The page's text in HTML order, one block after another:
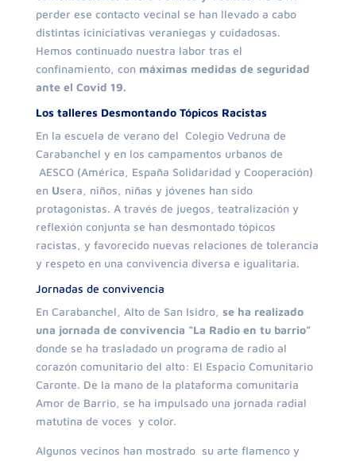
perder ese contacto vecinal se han llevado a cabo
distintas iciniciativas veraniegas y cuidadosas.
Hemos continuado nuestra labor tras el
confinamiento, con máximas medidas de seguridad
ante el Covid 19.
Los talleres Desmontando Tópicos Racistas
En la escuela de verano del Colegio Vedruna de
Carabanchel y en los campamentos urbanos de
AESCO (América, España Solidaridad y Cooperación)
en Usera, niños, niñas y jóvenes han sido
protagonistas. A través de juegos, teatralización y
reflexión conjunta se han desmontado tópicos
racistas, y favorecido nuevas relaciones de tolerancia
y respeto en una convivencia diversa e igualitaria.
Jornadas de convivencia
En Carabanchel, Alto de San Isidro, se ha realizado
una jornada de convivencia “La Radio en tu barrio”
donde se ha trasladado un programa de radio al
corazón comunitario del alto: El Espacio Comunitario
Caronte. De la mano de la plataforma comunitaria
Amor de Barrio, se ha impulsado una jornada radial
matutina de voces y color.
Algunos vecinos han mostrado su arte flamenco y